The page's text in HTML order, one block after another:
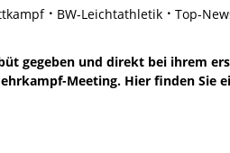
BW-Leichtathletik Top-
gegeben und direkt bei ihrem
Meeting. Hier finden